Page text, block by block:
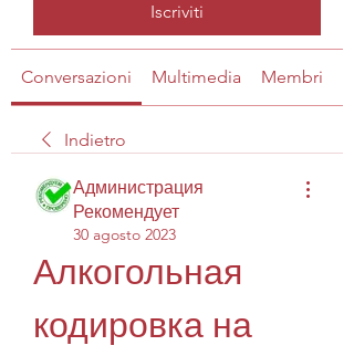
Iscriviti
Conversazioni Multimedia Membri
Indietro
Администрация
Рекомендует
30 agosto 2023
Алкогольная
кодировка на